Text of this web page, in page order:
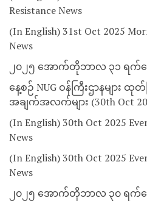
Resistance News
(In English) 31st Oct 2025
News
၂၀၂၅ အောက်တိုဘာလ ၃၁ ရက်
နေ့စဉ် NUG ဝန်ကြီးဌာနများ
အချက်အလက်များ (30th Oct
(In English) 30th Oct 2025
News
(In English) 30th Oct 2025
News
၂၀၂၅ အောက်တိုဘာလ ၃၀ ရက်